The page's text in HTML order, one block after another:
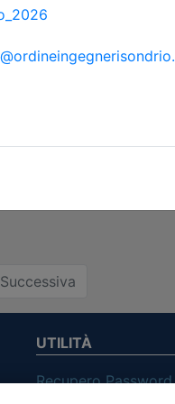
Successiva
UTILITÀ
Recupero Password